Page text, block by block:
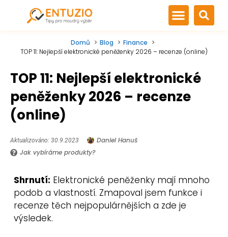
Domů Blog
Finance
TOP 11: Nejlepší elektronické peněženky 2026 – recenze (online)
TOP 11: Nejlepší elektronické
peněženky 2026 – recenze
(online)
Aktualizováno: 30.9.2023
Daniel Hanuš
Jak vybíráme produkty?
Shrnutí: Elektronické peněženky mají mnoho
podob a vlastností. Zmapoval jsem funkce i
recenze těch nejpopulárnějších a zde je
výsledek.